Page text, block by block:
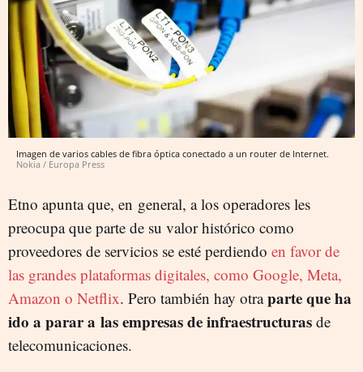
Imagen de varios cables de fibra óptica conectado a un router de Internet.
Nokia / Europa Press
Etno apunta que, en general, a los operadores les
preocupa que parte de su valor histórico como
proveedores de servicios se esté perdiendo en favor de
las grandes plataformas digitales, como Google, Meta,
Amazon o Netflix. Pero también hay otraparte que ha
ido a parar a las empresas de infraestructuras de
telecomunicaciones.